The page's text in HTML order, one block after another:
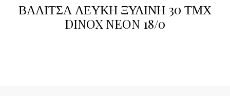
ΒΑΛΙΤΣΑ ΛΕΥΚΗ ΞΥΛΙΝΗ 30 ΤΜΧ
DINOX NEON 18/0